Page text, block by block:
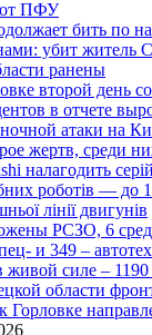
от ПФУ
бить по
убит житель
ранены
второй день
в отчете
атаки на
жертв, среди
налагодить
роботів — до
лінії двигунів
РСЗО, 6
и 349 –
силе –
области
Горловке